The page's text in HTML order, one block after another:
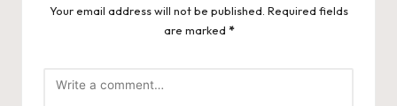
Your email address will not be published. Required fields
are marked *